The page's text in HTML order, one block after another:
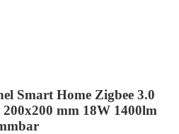
Smart Home Zigbee 3.0
mm 18W 1400lm